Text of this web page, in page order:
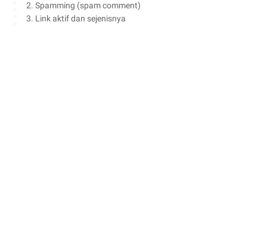
2. Spamming (spam comment)
3. Link aktif dan sejenisnya